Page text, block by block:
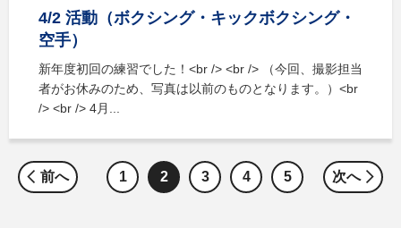
4/2 活動（ボクシング・キックボクシング・
空手）
新年度初回の練習でした！<br /> <br /> （今回、撮影担当
者がお休みのため、写真は以前のものとなります。）<br
/> <br /> 4月...
前へ 1 2 3 4 5 次へ